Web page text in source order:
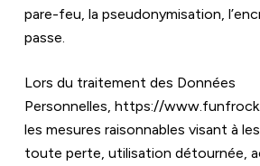
pare-feu, la pseudonymisation,
passe.
Lors du traitement des Données
Personnelles, https://
les mesures raisonnables visant à
toute perte, utilisation détournée,